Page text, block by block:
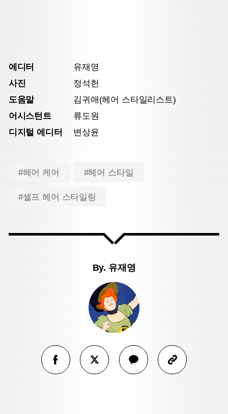
에디터
유재영
사진
정석헌
도움말
김귀애(헤어 스타일리스트)
어시스턴트
류도원
디지털 에디터
변상윤
#헤어 케어 #헤어 스타일
#셀프 헤어 스타일링
By. 유재영